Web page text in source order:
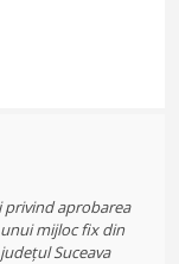
aprobarea
mijloc fix din
Suceava